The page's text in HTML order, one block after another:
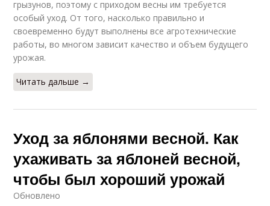
грызунов, поэтому с приходом весны им требуется
особый уход. От того, насколько правильно и
своевременно будут выполнены все агротехнические
работы, во многом зависит качество и объем будущего
урожая.
Читать дальше →
Уход за яблонями весной. Как
ухаживать за яблоней весной,
чтобы был хороший урожай
Обновлено